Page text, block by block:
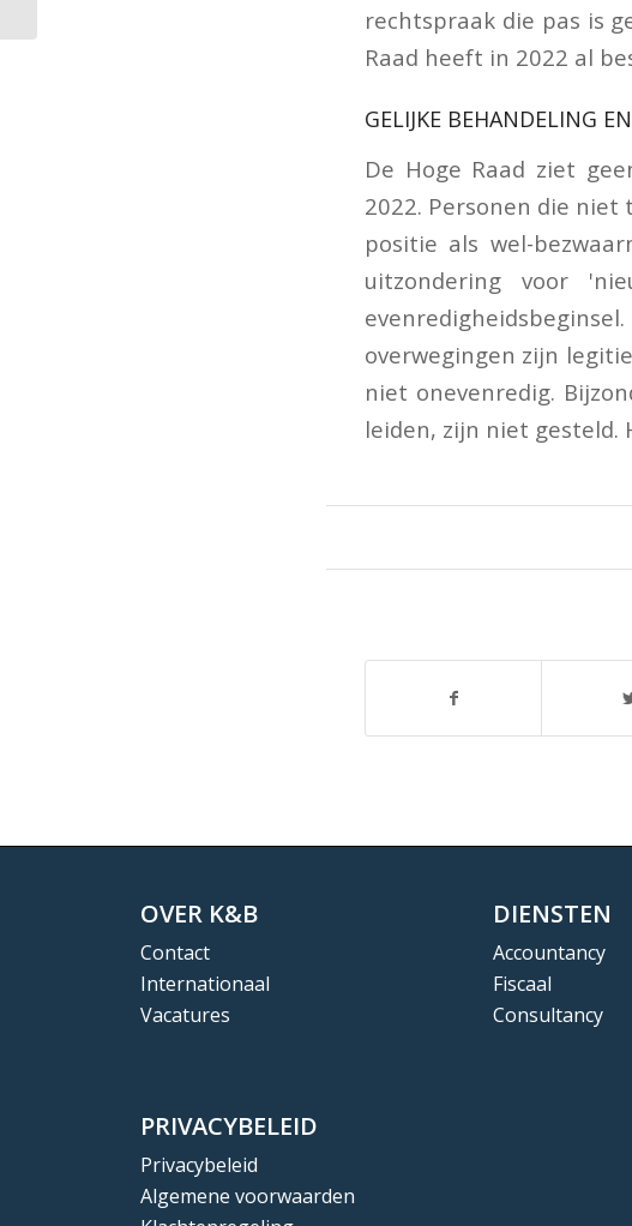
rechtspraak die pas is
Raad heeft in 2022 al
GELIJKE BEHANDELING
De Hoge Raad ziet
2022. Personen die
positie als wel-
uitzondering voor
overwegingen zijn
niet onevenredig.
leiden, zijn niet gesteld.
OVER K&B
Contact
Internationaal
Vacatures
PRIVACYBELEID
Privacybeleid
Algemene voorwaarden
DIENSTEN
Accountancy
Fiscaal
Consultancy